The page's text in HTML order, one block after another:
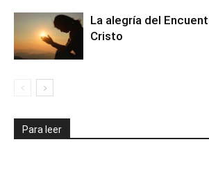
La alegría del
Cristo
Para leer